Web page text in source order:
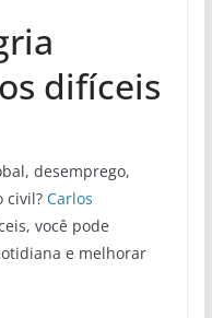
difíceis
desemprego,
civil? Carlos
você pode
e melhorar